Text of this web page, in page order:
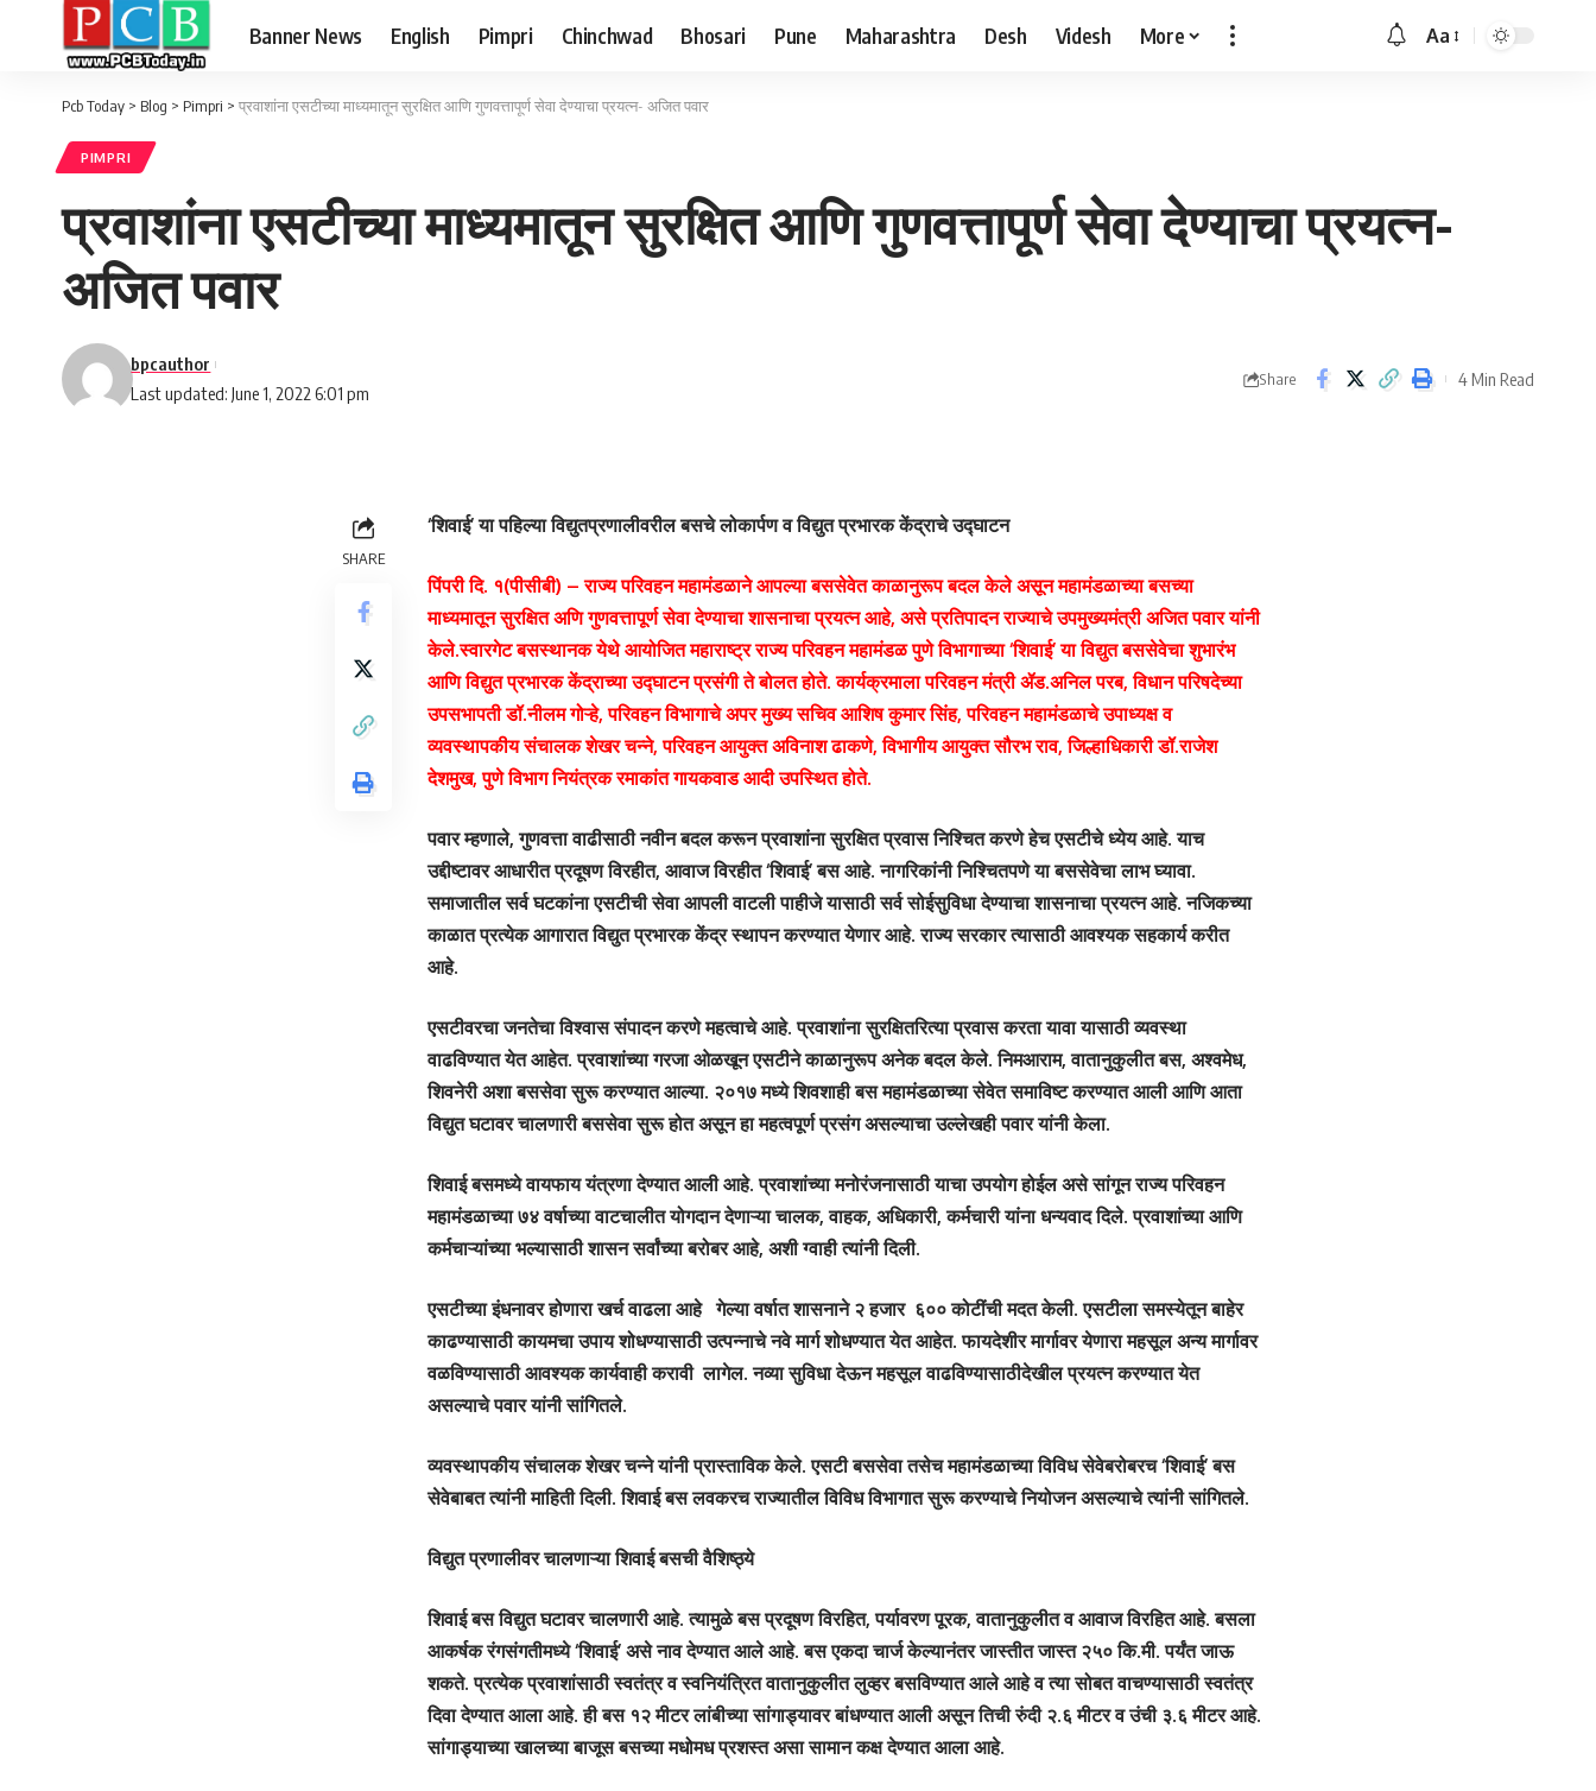
Banner News English Pimpri Chinchwad Bhosari Pune Maharashtra Desh Videsh More
Font
Aa
Pcb Today > Blog > Pimpri > प्रवाशांना एसटीच्या माध्यमातून सुरक्षित आणि गुणवत्तापूर्ण सेवा देण्याचा प्रयत्न- अजित पवार
PIMPRI
प्रवाशांना एसटीच्या माध्यमातून सुरक्षित आणि गुणवत्तापूर्ण सेवा देण्याचा प्रयत्न-
अजित पवार
Last updated: June 1, 2022 6:01 pm
bpcauthor
Share 4 Min Read
SHARE
‘शिवाई’ या पहिल्या विद्युतप्रणालीवरील बसचे लोकार्पण व विद्युत प्रभारक केंद्राचे उद्घाटन
पिंपरी दि. १(पीसीबी) – राज्य परिवहन महामंडळाने आपल्या बससेवेत काळानुरूप बदल केले असून महामंडळाच्या बसच्या
माध्यमातून सुरक्षित अणि गुणवत्तापूर्ण सेवा देण्याचा शासनाचा प्रयत्न आहे, असे प्रतिपादन राज्याचे उपमुख्यमंत्री अजित पवार यांनी
केले.स्वारगेट बसस्थानक येथे आयोजित महाराष्ट्र राज्य परिवहन महामंडळ पुणे विभागाच्या ‘शिवाई’ या विद्युत बससेवेचा शुभारंभ
आणि विद्युत प्रभारक केंद्राच्या उद्घाटन प्रसंगी ते बोलत होते. कार्यक्रमाला परिवहन मंत्री ॲड.अनिल परब, विधान परिषदेच्या
उपसभापती डॉ.नीलम गोऱ्हे, परिवहन विभागाचे अपर मुख्य सचिव आशिष कुमार सिंह, परिवहन महामंडळाचे उपाध्यक्ष व
व्यवस्थापकीय संचालक शेखर चन्ने, परिवहन आयुक्त अविनाश ढाकणे, विभागीय आयुक्त सौरभ राव, जिल्हाधिकारी डॉ.राजेश
देशमुख, पुणे विभाग नियंत्रक रमाकांत गायकवाड आदी उपस्थित होते.
पवार म्हणाले, गुणवत्ता वाढीसाठी नवीन बदल करून प्रवाशांना सुरक्षित प्रवास निश्चित करणे हेच एसटीचे ध्येय आहे. याच
उद्दीष्टावर आधारीत प्रदूषण विरहीत, आवाज विरहीत ‘शिवाई’ बस आहे. नागरिकांनी निश्चितपणे या बससेवेचा लाभ घ्यावा.
समाजातील सर्व घटकांना एसटीची सेवा आपली वाटली पाहीजे यासाठी सर्व सोईसुविधा देण्याचा शासनाचा प्रयत्न आहे. नजिकच्या
काळात प्रत्येक आगारात विद्युत प्रभारक केंद्र स्थापन करण्यात येणार आहे. राज्य सरकार त्यासाठी आवश्यक सहकार्य करीत
आहे.
एसटीवरचा जनतेचा विश्वास संपादन करणे महत्वाचे आहे. प्रवाशांना सुरक्षितरित्या प्रवास करता यावा यासाठी व्यवस्था
वाढविण्यात येत आहेत. प्रवाशांच्या गरजा ओळखून एसटीने काळानुरूप अनेक बदल केले. निमआराम, वातानुकुलीत बस, अश्वमेध,
शिवनेरी अशा बससेवा सुरू करण्यात आल्या. २०१७ मध्ये शिवशाही बस महामंडळाच्या सेवेत समाविष्ट करण्यात आली आणि आता
विद्युत घटावर चालणारी बससेवा सुरू होत असून हा महत्वपूर्ण प्रसंग असल्याचा उल्लेखही पवार यांनी केला.
शिवाई बसमध्ये वायफाय यंत्रणा देण्यात आली आहे. प्रवाशांच्या मनोरंजनासाठी याचा उपयोग होईल असे सांगून राज्य परिवहन
महामंडळाच्या ७४ वर्षाच्या वाटचालीत योगदान देणाऱ्या चालक, वाहक, अधिकारी, कर्मचारी यांना धन्यवाद दिले. प्रवाशांच्या आणि
कर्मचाऱ्यांच्या भल्यासाठी शासन सर्वांच्या बरोबर आहे, अशी ग्वाही त्यांनी दिली.
एसटीच्या इंधनावर होणारा खर्च वाढला आहे गेल्या वर्षात शासनाने २ हजार ६०० कोटींची मदत केली. एसटीला समस्येतून बाहेर
काढण्यासाठी कायमचा उपाय शोधण्यासाठी उत्पन्नाचे नवे मार्ग शोधण्यात येत आहेत. फायदेशीर मार्गावर येणारा महसूल अन्य मार्गावर
वळविण्यासाठी आवश्यक कार्यवाही करावी लागेल. नव्या सुविधा देऊन महसूल वाढविण्यासाठीदेखील प्रयत्न करण्यात येत
असल्याचे पवार यांनी सांगितले.
व्यवस्थापकीय संचालक शेखर चन्ने यांनी प्रास्ताविक केले. एसटी बससेवा तसेच महामंडळाच्या विविध सेवेबरोबरच ‘शिवाई’ बस
सेवेबाबत त्यांनी माहिती दिली. शिवाई बस लवकरच राज्यातील विविध विभागात सुरू करण्याचे नियोजन असल्याचे त्यांनी सांगितले.
विद्युत प्रणालीवर चालणाऱ्या शिवाई बसची वैशिष्ठ्ये
शिवाई बस विद्युत घटावर चालणारी आहे. त्यामुळे बस प्रदूषण विरहित, पर्यावरण पूरक, वातानुकुलीत व आवाज विरहित आहे. बसला
आकर्षक रंगसंगतीमध्ये ‘शिवाई’ असे नाव देण्यात आले आहे. बस एकदा चार्ज केल्यानंतर जास्तीत जास्त २५० कि.मी. पर्यंत जाऊ
शकते. प्रत्येक प्रवाशांसाठी स्वतंत्र व स्वनियंत्रित वातानुकुलीत लुव्हर बसविण्यात आले आहे व त्या सोबत वाचण्यासाठी स्वतंत्र
दिवा देण्यात आला आहे. ही बस १२ मीटर लांबीच्या सांगाड्यावर बांधण्यात आली असून तिची रुंदी २.६ मीटर व उंची ३.६ मीटर आहे.
सांगाड्याच्या खालच्या बाजूस बसच्या मधोमध प्रशस्त असा सामान कक्ष देण्यात आला आहे.